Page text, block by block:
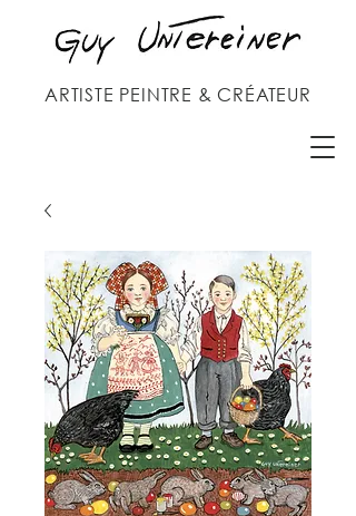
ARTISTE PEINTRE & CRÉATEUR